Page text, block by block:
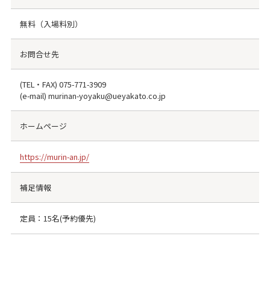
無料（入場料別）
お問合せ先
(TEL・FAX) 075-771-3909
(e-mail) murinan-yoyaku@ueyakato.co.jp
ホームページ
https://murin-an.jp/
補足情報
定員：15名(予約優先)